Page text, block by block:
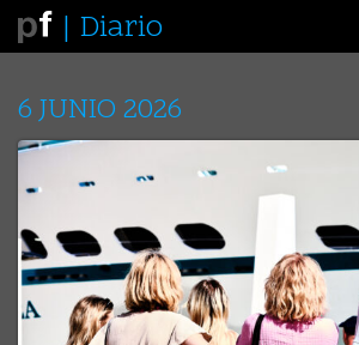
Diario
6 JUNIO 2026